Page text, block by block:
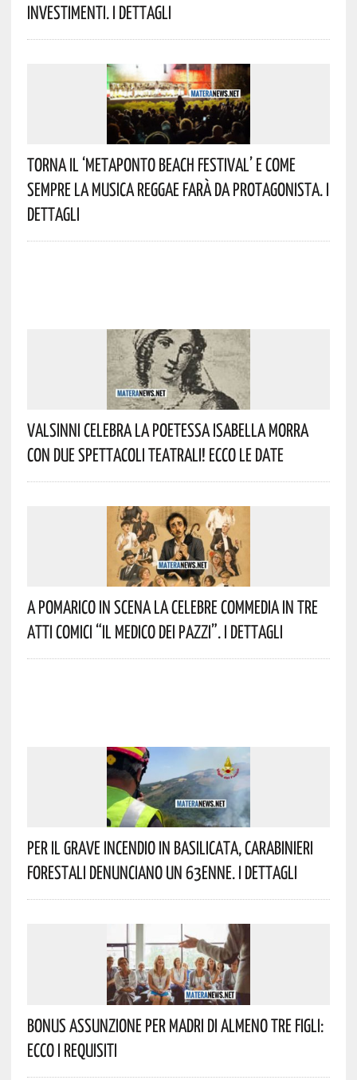
Investimenti. I Dettagli
Torna Il ‘Metaponto Beach Festival’ E Come
Sempre La Musica Reggae Farà Da Protagonista. I
Dettagli
Valsinni Celebra La Poetessa Isabella Morra
Con Due Spettacoli Teatrali! Ecco Le Date
A Pomarico In Scena La Celebre Commedia In Tre
Atti Comici “Il Medico Dei Pazzi”. I Dettagli
Per Il Grave Incendio In Basilicata, Carabinieri
Forestali Denunciano Un 63enne. I Dettagli
Bonus Assunzione Per Madri Di Almeno Tre Figli:
Ecco I Requisiti